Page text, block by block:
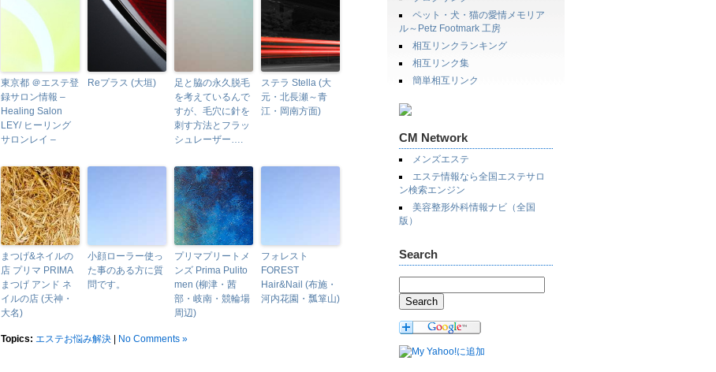
ペット・犬・猫の愛情メモリア
ル～Petz Footmark 工房
相互リンクランキング
相互リンク集
簡単相互リンク
CM Network
メンズエステ
エステ情報なら全国エステサロ
ン検索エンジン
美容整形外科情報ナビ（全国
版）
Search
東京都 ＠エステ登
録サロン情報 –
Healing Salon
LEY/ ヒーリング
サロンレイ –
Reプラス (大垣)
足と脇の永久脱毛
を考えているんで
すが、毛穴に針を
刺す方法とフラッ
シュレーザー….
ステラ Stella (大
元・北長瀬～青
江・岡南方面)
まつげ&ネイルの
店 プリマ PRIMA
まつげ アンド ネ
イルの店 (天神・
大名)
小顔ローラー使っ
た事のある方に質
問です。
プリマプリートメ
ンズ Prima Pulito
men (柳津・茜
部・岐南・競輪場
周辺)
フォレスト
FOREST
Hair&Nail (布施・
河内花園・瓢箪山)
Topics: エステお悩み解決 No Comments »